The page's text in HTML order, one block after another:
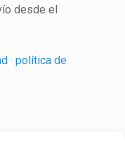
desde el
· política de